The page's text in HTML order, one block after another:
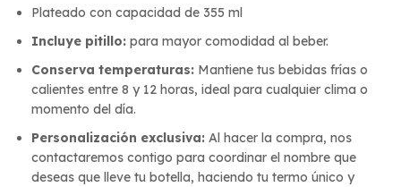
Plateado con capacidad de 355 ml
Incluye pitillo: para mayor comodidad al beber.
Conserva temperaturas: Mantiene tus bebidas frías o
calientes entre 8 y 12 horas, ideal para cualquier clima o
momento del día.
Personalización exclusiva: Al hacer la compra, nos
contactaremos contigo para coordinar el nombre que
deseas que lleve tu botella, haciendo tu termo único y